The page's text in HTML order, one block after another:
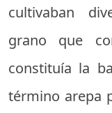
cultivaban
grano que
constituía la
término arepa